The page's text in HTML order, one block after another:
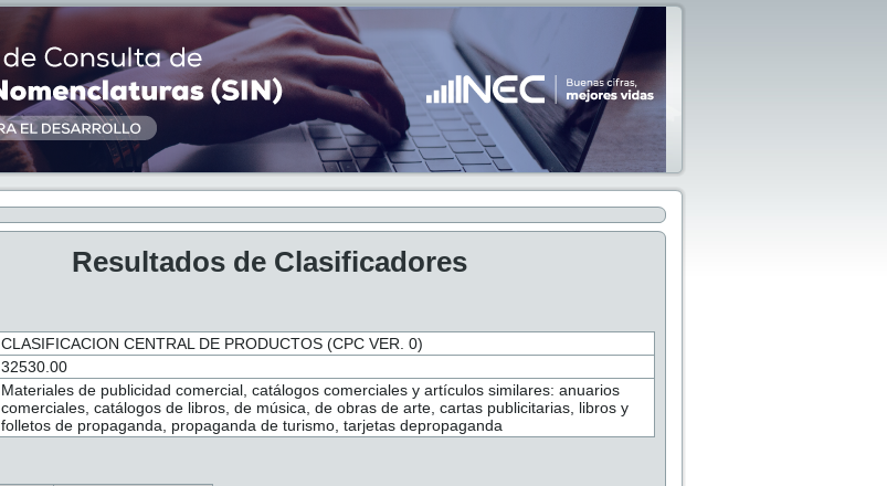
Resultados de Clasificadores
CLASIFICACION CENTRAL DE PRODUCTOS (CPC VER. 0)
32530.00
Materiales de publicidad comercial, catálogos comerciales y artículos similares: anuarios
comerciales, catálogos de libros, de música, de obras de arte, cartas publicitarias, libros y
folletos de propaganda, propaganda de turismo, tarjetas depropaganda